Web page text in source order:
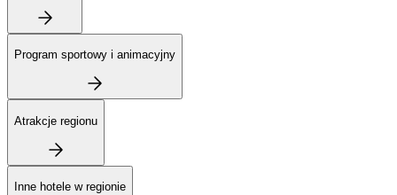
Program sportowy i animacyjny
Atrakcje regionu
Inne hotele w regionie